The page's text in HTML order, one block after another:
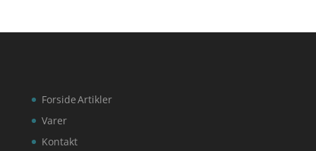
Forside
Varer
Kontakt
Artikler